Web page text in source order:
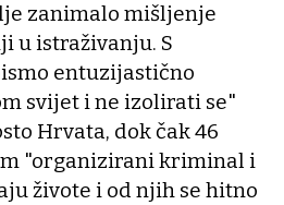
zanimalo mišljenje
u istraživanju. S
entuzijastično
svijet i ne izolirati se"
Hrvata, dok čak 46
"organizirani kriminal i
živote i od njih se hitno